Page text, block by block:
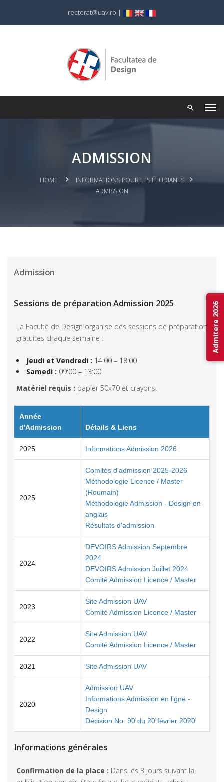
rectorat@uav.ro |
ADMISSION
HOME
INFORMATIONS POUR LES ÉTUDIANTS
ADMISSION
Admission
Sessions de préparation Admission 2025
La Faculté de Design organise des sessions de préparation
gratuites chaque semaine :
Jeudi et Vendredi : 14:00 – 18:00
Samedi : 09:00 – 13:00
Matériel requis : papier 50x70 et crayons.
Année
d'Admission
Détails & Liens
2025 Informations Admission 2026
2025
Comités d'admission 2025-2026
Méthodologie Licence / Master
(Roumain)
Méthodologie Admission - Design en
anglais
Résultats d'admission
2024
DEVOIRS Admission Septembre
2024
DEVOIRS Admission Juillet 2024
Comité Admission Licence / Master
2023
Site Admission UAV
Comité Admission Licence / Master
2022
Site Admission UAV
Comité Admission Licence / Master
2021 Site Admission UAV
2020
Admission UAV
Informations Admission en ligne -
Design
Décision No. 90 du 20 février 2020
Informations générales
Confirmation de la place : Dans les 3 jours suivant la
Admitere 2026